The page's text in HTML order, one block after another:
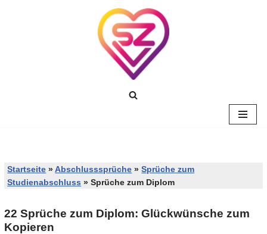
Startseite »Abschlusssprüche »Sprüche zum
Studienabschluss »Sprüche zum Diplom
22 Sprüche zum Diplom: Glückwünsche zum
Kopieren